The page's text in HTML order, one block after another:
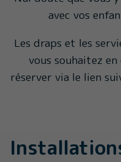
avec vos
Les draps et les
vous souhaitez
réserver via le lien